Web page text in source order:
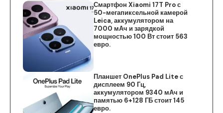
Смартфон Xiaomi 17T Pro с
50-мегапиксельной камерой
Leica, аккумулятором на
7000 мАч и зарядкой
мощностью 100 Вт стоит 563
евро.
Планшет OnePlus Pad Lite с
дисплеем 90 Гц,
аккумулятором 9340 мАч и
памятью 6+128 ГБ стоит 145
евро.